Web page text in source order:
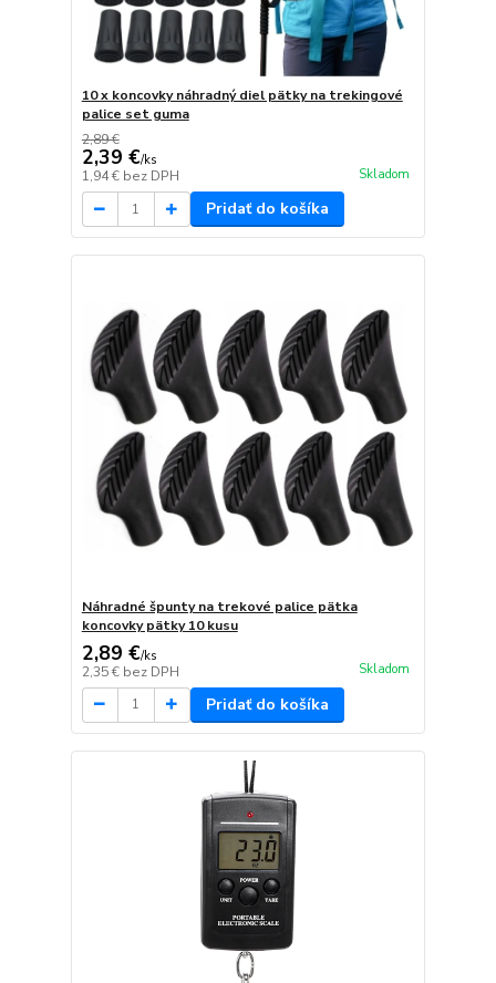
10 x koncovky náhradný diel pätky na trekingové
palice set guma
2,89 €
2,39 €/ks
1,94 € bez DPH Skladom
Pridať do košíka
Náhradné špunty na trekové palice pätka
koncovky pätky 10 kusu
2,89 €/ks
2,35 € bez DPH Skladom
Pridať do košíka